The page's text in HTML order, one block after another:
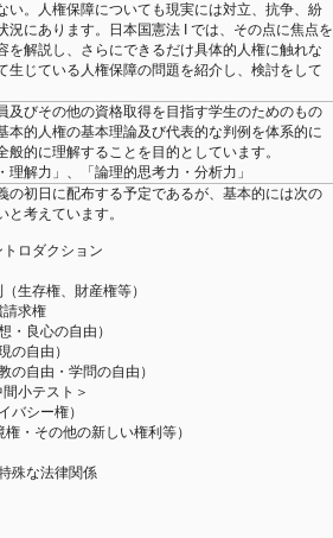
い。人権保障についても現実には対立、抗争、紛
況にあります。日本国憲法 I では、その点に焦点を
を解説し、さらにできるだけ具体的人権に触れな
生じている人権保障の問題を紹介し、検討をして
及びその他の資格取得を目指す学生のためのもの
本的人権の基本理論及び代表的な判例を体系的に
的に理解することを目的としています。
解力」、「論理的思考力・分析力」
の初日に配布する予定であるが、基本的には次の
考えています。
ロダクション
生存権、財産権等）
求権
良心の自由）
自由）
自由・学問の自由）
小テスト＞
シー権）
・その他の新しい権利等）
殊な法律関係